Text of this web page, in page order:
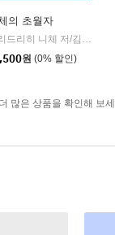
| 현대지성
의 초월자
원 (0% 할인)
많은 상품을 확인해 보세